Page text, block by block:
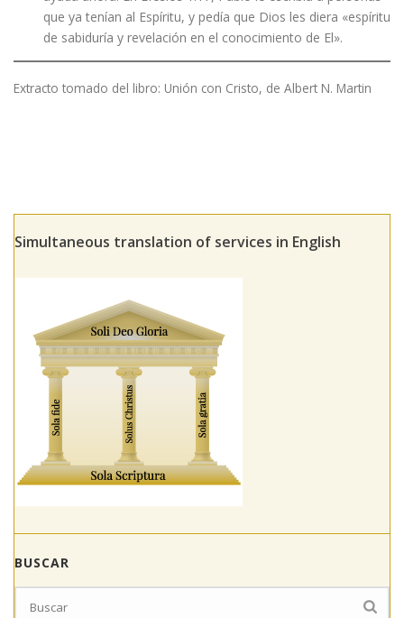
que ya tenían al Espíritu, y pedía que Dios les diera «espíritu
de sabiduría y revelación en el conocimiento de El».
Extracto tomado del libro: Unión con Cristo, de Albert N. Martin
Simultaneous translation of services in English
BUSCAR